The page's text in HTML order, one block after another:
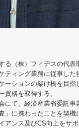
る（株）フィデスの代表
ティング業務に従事した
ーションの架け橋を目指
資格を取得する。
にて、経済産業省委託事
」に携わったことを契機
アンス及びCS向上をサ